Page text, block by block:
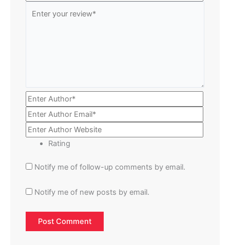
Rating
Notify me of follow-up comments by email.
Notify me of new posts by email.